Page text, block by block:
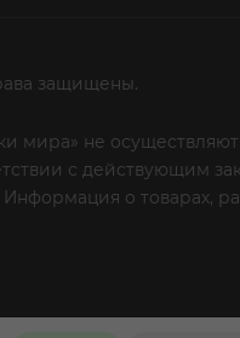
защищены.
мира» не
с действующим
о товарах,